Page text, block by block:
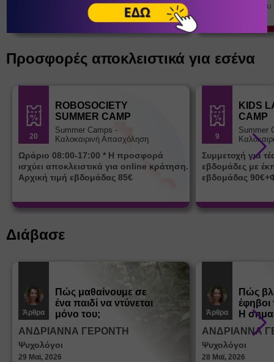
Θέατρο σκιών του Σωκράτη
Θέατρο σκιών
Προσφορές αποκλειστικά για εσένα
20
ROBOSOCIETY
SUMMER CAMP
Summer Camps -
Καλοκαιρινή Απασχόληση
Ωράριο 08:00-17:00 * Η προσφορά
ισχύει αποκλειστικά για online κράτηση.
Αρχική τιμή εβδομάδας 85€
9
KIDS
CAMP
Summer
Συμμετοχή για
εβδομάδες με
εβδομάδας
Διάβασε
Άρθρα
Πώς μαθαίνουμε σε
ένα παιδί να ντύνεται
μόνο του;
ΑΝΔΡΙΑΝΝΑ ΓΕΡΟΝΤΗ
Ψυχολόγοι
29 Μαϊ, 2026
Άρθρα
Πώς
Η
στη
ΑΝΔΡΙΑΝΝΑ
Ψυχολόγοι
28 Μαϊ, 2026